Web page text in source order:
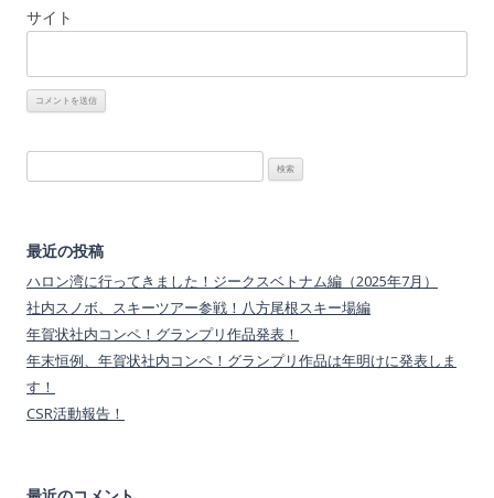
サイト
最近の投稿
ハロン湾に行ってきました！ジークスベトナム編（2025年7月）
社内スノボ、スキーツアー参戦！八方尾根スキー場編
年賀状社内コンペ！グランプリ作品発表！
年末恒例、年賀状社内コンペ！グランプリ作品は年明けに発表しま
す！
CSR活動報告！